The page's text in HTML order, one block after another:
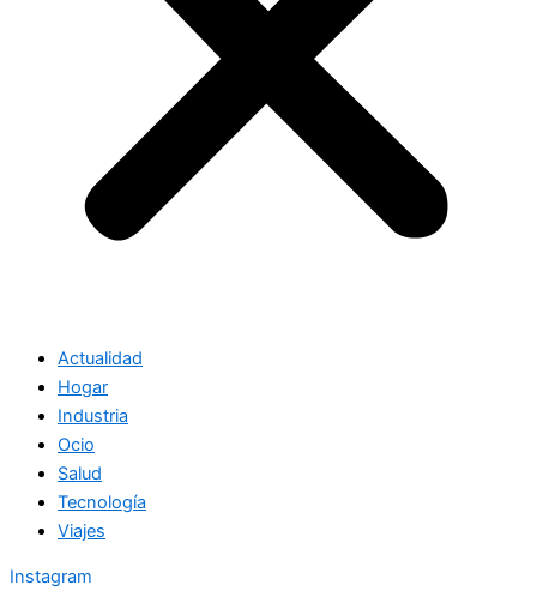
Actualidad
Hogar
Industria
Ocio
Salud
Tecnología
Viajes
Instagram